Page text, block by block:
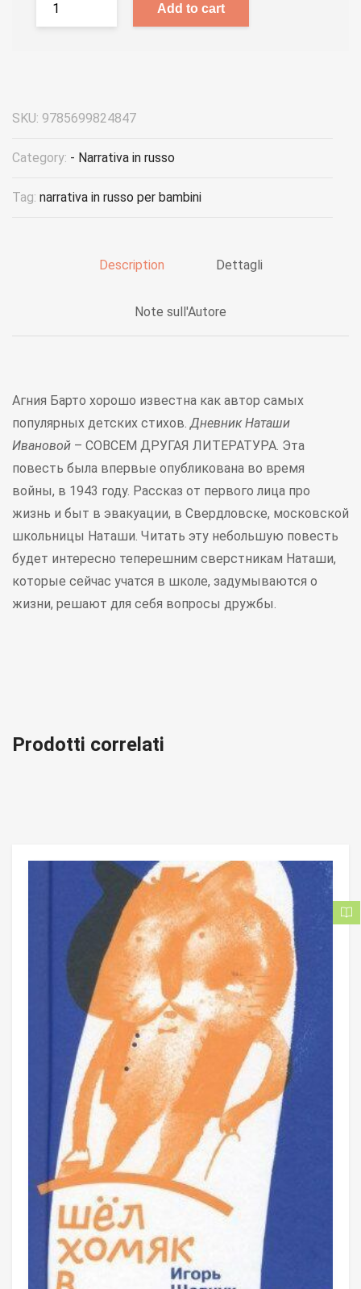
Add to cart
SKU: 9785699824847
Category: - Narrativa in russo
Tag: narrativa in russo per bambini
Description Dettagli
Note sull'Autore
Агния Барто хорошо известна как автор самых
популярных детских стихов. Дневник Наташи
Ивановой – СОВСЕМ ДРУГАЯ ЛИТЕРАТУРА. Эта
повесть была впервые опубликована во время
войны, в 1943 году. Рассказ от первого лица про
жизнь и быт в эвакуации, в Свердловске, московской
школьницы Наташи. Читать эту небольшую повесть
будет интересно теперешним сверстникам Наташи,
которые сейчас учатся в школе, задумываются о
жизни, решают для себя вопросы дружбы.
Prodotti correlati